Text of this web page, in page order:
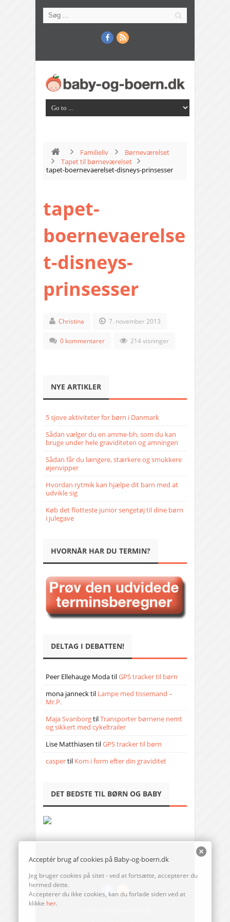
Familieliv
Børneværelset
Tapet til børneværelset
tapet-boernevaerelset-disneys-prinsesser
tapet-
boernevaerelse
t-disneys-
prinsesser
Christina 7. november 2013
0 kommentarer 214 visninger
NYE ARTIKLER
5 sjove aktiviteter for børn i Danmark
Sådan vælger du en amme-bh, som du kan
bruge under hele graviditeten og amningen
Sådan får du længere, stærkere og smukkere
øjenvipper
Hvordan rytmik kan hjælpe dit barn med at
udvikle sig
Køb det flotteste junior sengetøj til dine børn
i julegave
HVORNÅR HAR DU TERMIN?
DELTAG I DEBATTEN!
Peer Ellehauge ModatilGPS tracker til børn
mona jannecktil Lampe med tissemand –
Mr.P.
Maja SvanborgtilTransporter børnene nemt
og sikkert med cykeltrailer
Lise Matthiasen tilGPS tracker til børn
caspertil Kom i form efter din graviditet
DET BEDSTE TIL BØRN OG BABY
Acceptér brug af cookies på Baby-og-boern.dk
Jeg bruger cookies på sitet - ved at fortsætte, accepterer du
hermed dette.
Accepterer du ikke cookies, kan du forlade siden ved at
klikke her.